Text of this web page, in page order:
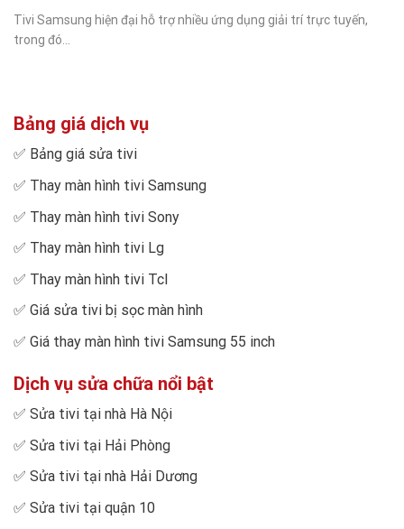
Tivi Samsung hiện đại hỗ trợ nhiều ứng dụng giải trí trực tuyến,
trong đó...
Bảng giá dịch vụ
✅ Bảng giá sửa tivi
✅ Thay màn hình tivi Samsung
✅ Thay màn hình tivi Sony
✅ Thay màn hình tivi Lg
✅ Thay màn hình tivi Tcl
✅ Giá sửa tivi bị sọc màn hình
✅ Giá thay màn hình tivi Samsung 55 inch
Dịch vụ sửa chữa nổi bật
✅ Sửa tivi tại nhà Hà Nội
✅ Sửa tivi tại Hải Phòng
✅ Sửa tivi tại nhà Hải Dương
✅ Sửa tivi tại quận 10